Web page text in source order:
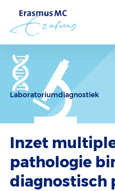
Laboratoriumdiagnostiek
Inzet
pathologie
diagnostisch